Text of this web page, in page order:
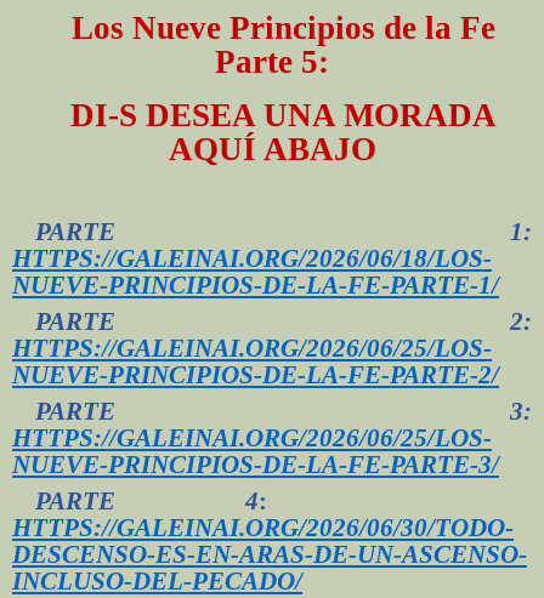
Los Nueve Principios de la Fe
Parte 5:
DI-S DESEA UNA MORADA
AQUÍ ABAJO
PARTE 1:
HTTPS://GALEINAI.ORG/2026/06/18/LOS-
NUEVE-PRINCIPIOS-DE-LA-FE-PARTE-1/
PARTE 2:
HTTPS://GALEINAI.ORG/2026/06/25/LOS-
NUEVE-PRINCIPIOS-DE-LA-FE-PARTE-2/
PARTE 3:
HTTPS://GALEINAI.ORG/2026/06/25/LOS-
NUEVE-PRINCIPIOS-DE-LA-FE-PARTE-3/
PARTE 4:
HTTPS://GALEINAI.ORG/2026/06/30/TODO-
DESCENSO-ES-EN-ARAS-DE-UN-ASCENSO-
INCLUSO-DEL-PECADO/